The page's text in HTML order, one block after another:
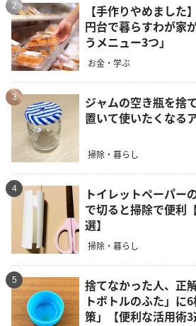
2
【手作りやめました
円台で暮らすわが家
うメニュー3つ」
お金・学ぶ
3
ジャムの空き瓶を捨
置いて使いたくなる
掃除・暮らし
4
トイレットペーパー
で切ると掃除で便利
選】
掃除・暮らし
5
捨てなかった人、正
トボトルのふた」に
策」【便利な活用術3